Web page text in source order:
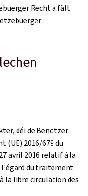
Recht a fält
déi de Benotzer
(UE) 2016/679 du
avril 2016 relatif à la
l'égard du traitement
la libre circulation des